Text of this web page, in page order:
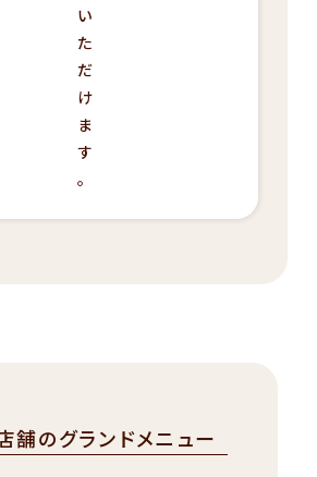
い
た
だ
け
ま
す
。
舗のグランドメニュー